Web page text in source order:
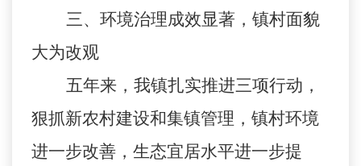
三、环境治理成效显著，镇村面貌
大为改观
五年来，我镇扎实推进三项行动，
狠抓新农村建设和集镇管理，镇村环境
进一步改善，生态宜居水平进一步提